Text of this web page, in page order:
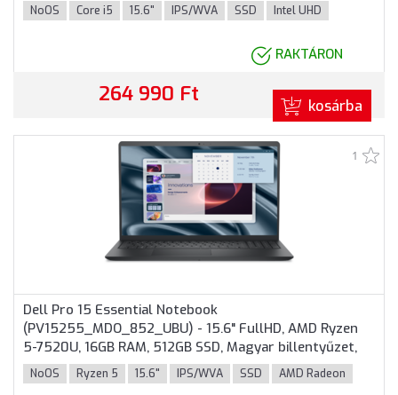
színben
NoOS Core i5 15.6" IPS/WVA SSD Intel UHD
RAKTÁRON
264 990 Ft kosárba
1
Dell Pro 15 Essential Notebook
(PV15255_MDO_852_UBU) - 15.6" FullHD, AMD Ryzen
5-7520U, 16GB RAM, 512GB SSD, Magyar billentyűzet,
Operációs rendszer nélkül, 3 év garancia, Fekete
színben
NoOS Ryzen 5 15.6" IPS/WVA SSD AMD Radeon